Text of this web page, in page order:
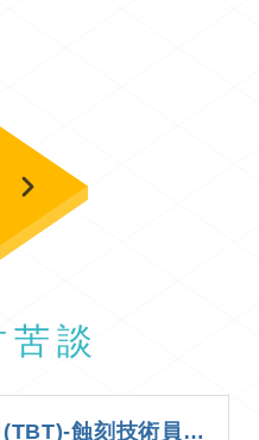
談
德輝科技股份有限公司(TBT)-蝕刻技術員-面試經驗分享